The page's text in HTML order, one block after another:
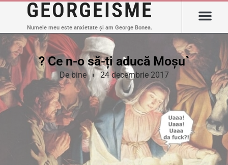
GEORGEISME
Numele meu este anxietate și am George Bonea.
? Ce n-o să-ți aducă Moșu`
De bine 24 decembrie 2017